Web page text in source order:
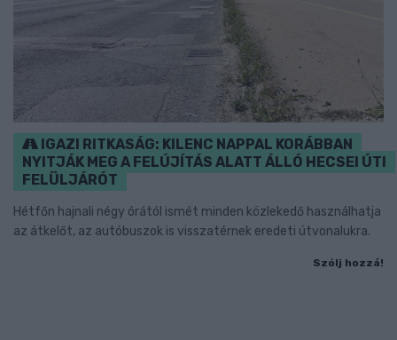
IGAZI RITKASÁG: KILENC NAPPAL KORÁBBAN
NYITJÁK MEG A FELÚJÍTÁS ALATT ÁLLÓ HECSEI ÚTI
FELÜLJÁRÓT
Hétfőn hajnali négy órától ismét minden közlekedő használhatja
az átkelőt, az autóbuszok is visszatérnek eredeti útvonalukra.
Szólj hozzá!